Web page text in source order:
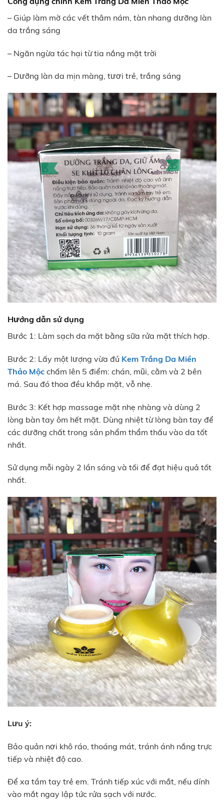
– Giúp làm mờ các vết thâm nám, tàn nhang dưỡng làn
da trắng sáng
– Ngăn ngừa tác hại từ tia nắng mặt trời
– Dưỡng làn da mịn màng, tươi trẻ, trắng sáng
Hướng dẫn sử dụng
Bước 1: Làm sạch da mặt bằng sữa rửa mặt thích hợp.
Bước 2: Lấy một lượng vừa đủ Kem Trắng Da Miền
Thảo Mộc chấm lên 5 điểm: chán, mũi, cằm và 2 bên
má. Sau đó thoa đều khắp mặt, vỗ nhẹ.
Bước 3: Kết hợp massage mặt nhẹ nhàng và dùng 2
lòng bàn tay ôm hết mặt. Dùng nhiệt từ lòng bàn tay để
các dưỡng chất trong sản phẩm thẩm thấu vào da tốt
nhất.
Sử dụng mỗi ngày 2 lần sáng và tối để đạt hiệu quả tốt
nhất.
Lưu ý:
Bảo quản nơi khô ráo, thoáng mát, tránh ánh nắng trực
tiếp và nhiệt độ cao.
Để xa tầm tay trẻ em. Tránh tiếp xúc với mắt, nếu dính
vào mắt ngay lập tức rửa sạch với nước.